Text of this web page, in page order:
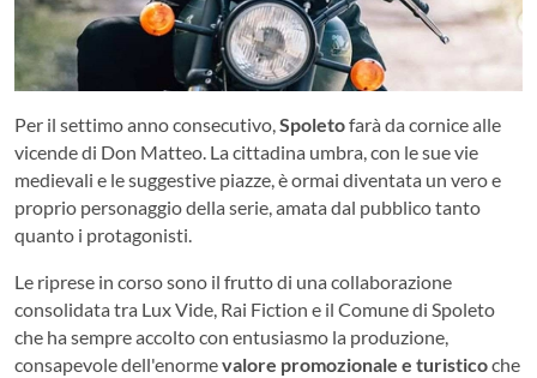
Per il settimo anno consecutivo,Spoletofarà da cornice alle
vicende di Don Matteo. La cittadina umbra, con le sue vie
medievali e le suggestive piazze, è ormai diventata un vero e
proprio personaggio della serie, amata dal pubblico tanto
quanto i protagonisti.
Le riprese in corso sono il frutto di una collaborazione
consolidata tra Lux Vide, Rai Fiction e il Comune di Spoleto
che ha sempre accolto con entusiasmo la produzione,
consapevole dell'enormevalore promozionale e turisticoche